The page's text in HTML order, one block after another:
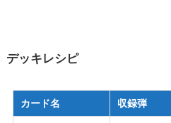
デッキレシピ
カード名 収録弾